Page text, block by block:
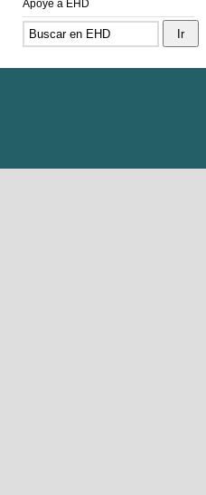
Apoye a EHD